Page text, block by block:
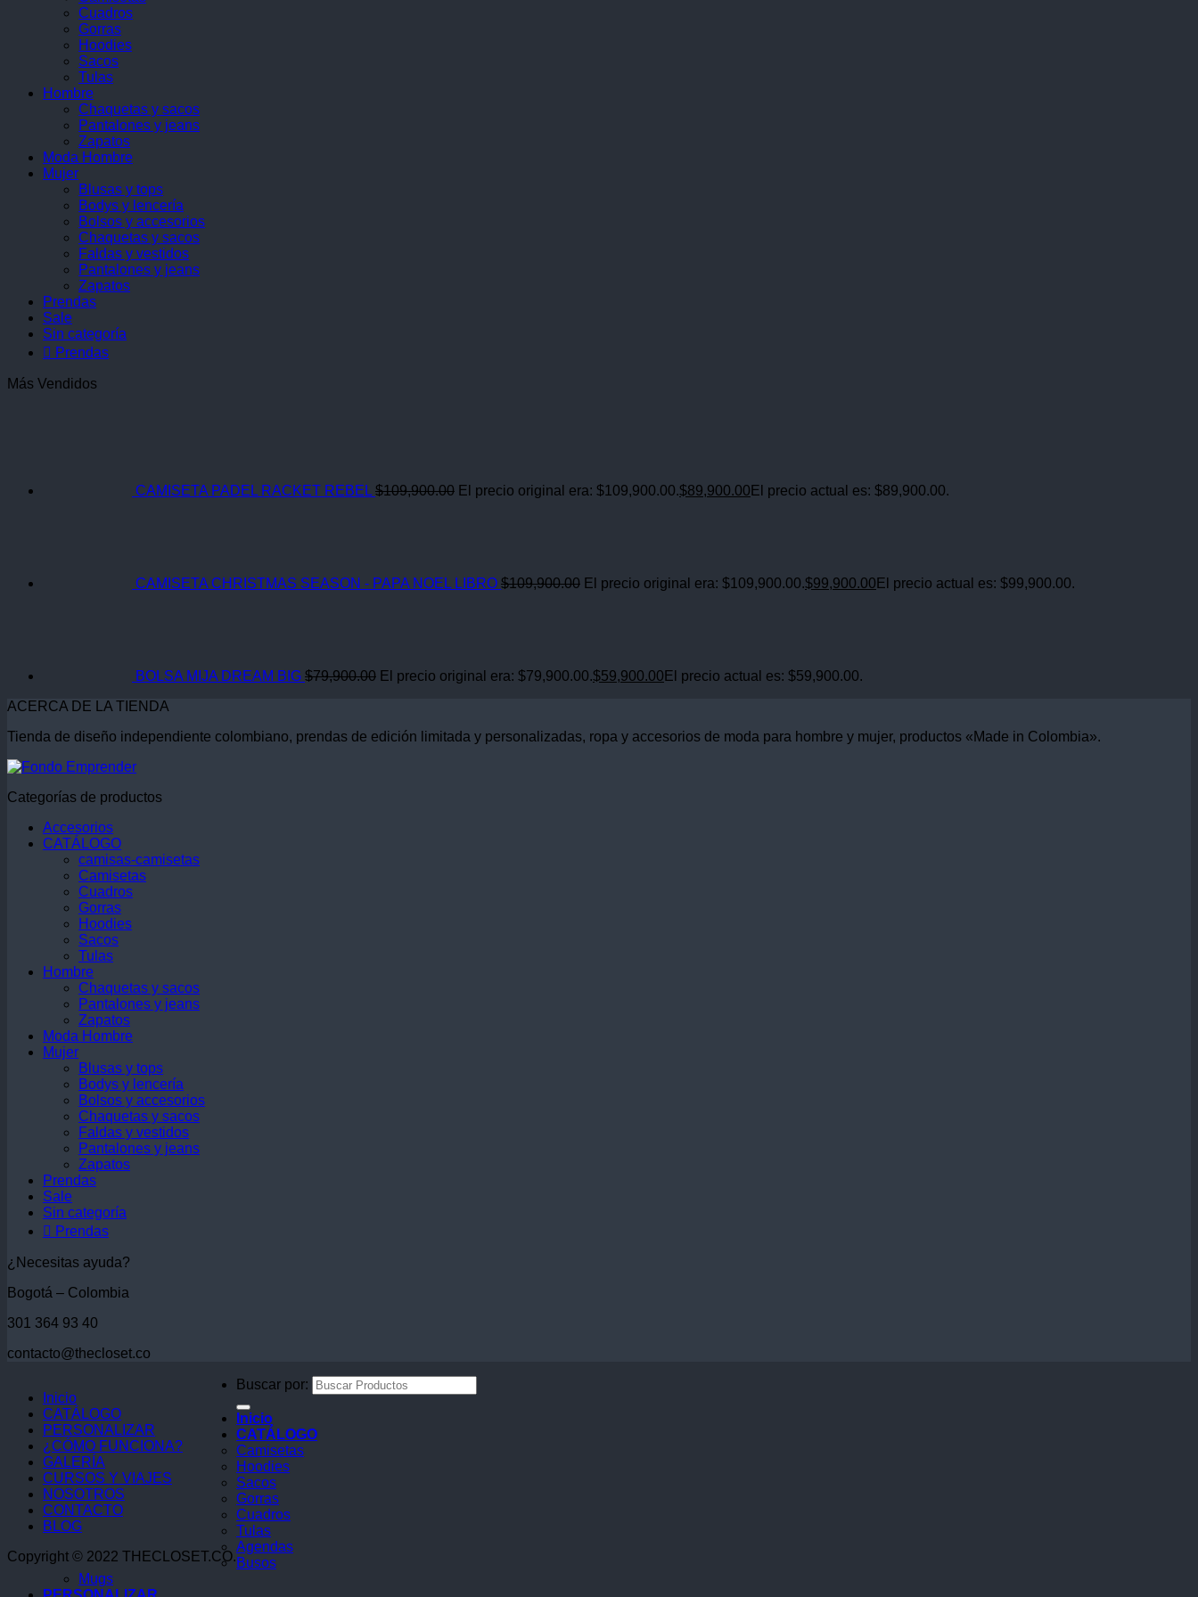
Cuadros
Gorras
Hoodies
Sacos
Tulas
Hombre
Chaquetas y sacos
Pantalones y jeans
Zapatos
Moda Hombre
Mujer
Blusas y tops
Bodys y lencería
Bolsos y accesorios
Chaquetas y sacos
Faldas y vestidos
Pantalones y jeans
Zapatos
Prendas
Sale
Sin categoría
 Prendas
Más Vendidos
CAMISETA PADEL RACKET REBEL $109,900.00 El precio original era: $109,900.00.$89,900.00 El precio actual es: $89,900.00.
CAMISETA CHRISTMAS SEASON - PAPA NOEL LIBRO $109,900.00 El precio original era: $109,900.00.$99,900.00 El precio actual es: $99,900.00.
BOLSA MIJA DREAM BIG $79,900.00 El precio original era: $79,900.00.$59,900.00 El precio actual es: $59,900.00.
ACERCA DE LA TIENDA
Tienda de diseño independiente colombiano, prendas de edición limitada y personalizadas, ropa y accesorios de moda para hombre y mujer, productos «Made in Colombia».
Categorías de productos
Accesorios
CATÁLOGO
camisas-camisetas
Camisetas
Cuadros
Gorras
Hoodies
Sacos
Tulas
Hombre
Chaquetas y sacos
Pantalones y jeans
Zapatos
Moda Hombre
Mujer
Blusas y tops
Bodys y lencería
Bolsos y accesorios
Chaquetas y sacos
Faldas y vestidos
Pantalones y jeans
Zapatos
Prendas
Sale
Sin categoría
 Prendas
¿Necesitas ayuda?
Bogotá – Colombia
301 364 93 40
contacto@thecloset.co
Inicio
CATÁLOGO
PERSONALIZAR
¿CÓMO FUNCIONA?
GALERÍA
CURSOS Y VIAJES
NOSOTROS
CONTACTO
BLOG
Copyright © 2022 THECLOSET.CO.
Buscar por:
Inicio
CATÁLOGO
Camisetas
Hoodies
Sacos
Gorras
Cuadros
Tulas
Agendas
Busos
Mugs